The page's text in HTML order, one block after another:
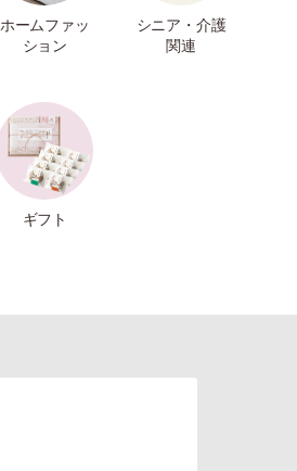
ホームファッ
ション
シニア・介護
関連
ギフト